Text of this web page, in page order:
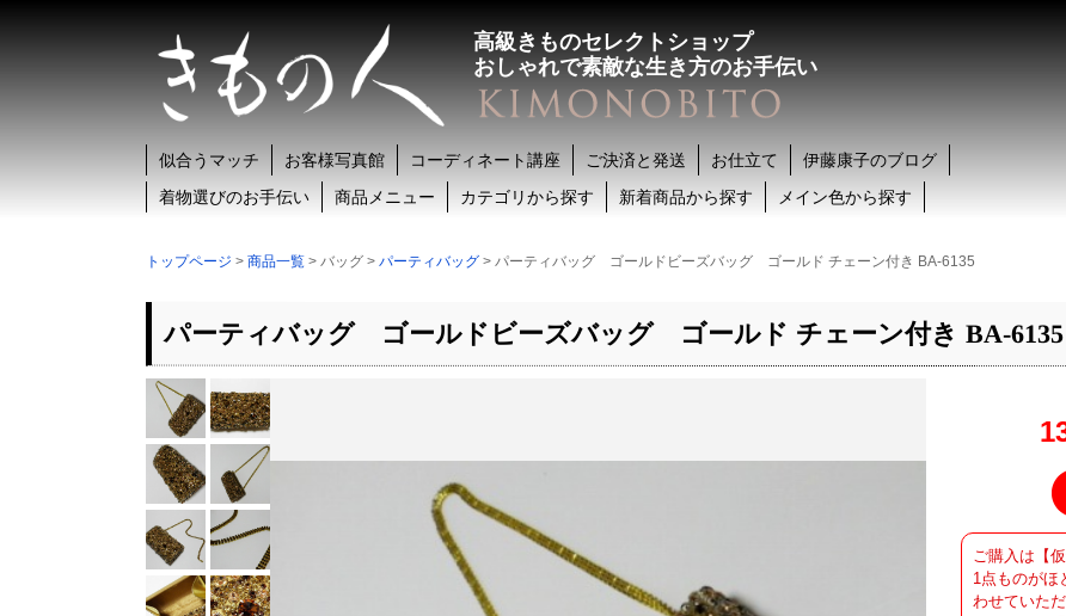
高級きものセレクトショップ
おしゃれで素敵な生き方のお手伝い
似合うマッチ お客様写真館 コーディネート講座 ご決済と発送 お仕立て
伊藤康子のブログ
着物選びのお手伝い
商品メニュー カテゴリから探す 新着商品から探す メイン色から探す
トップページ > 商品一覧 > バッグ > パーティバッグ > パーティバッグ ゴールドビーズバッグ ゴールド チェーン付き BA-6135
パーティバッグ ゴールドビーズバッグ ゴールド チェーン付き BA-6135
ご購入は【
1点ものがほ
わせていた